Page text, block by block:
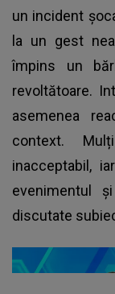
un incident
la un gest
împins un
revoltătoare.
asemenea
context.
inacceptabil,
evenimentul
discutate